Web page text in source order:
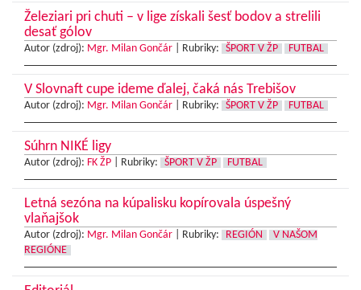
Železiari pri chuti – v lige získali šesť bodov a strelili
desať gólov
Autor (zdroj): Mgr. Milan Gončár Rubriky: ŠPORT V ŽP FUTBAL
V Slovnaft cupe ideme ďalej, čaká nás Trebišov
Autor (zdroj): Mgr. Milan Gončár Rubriky: ŠPORT V ŽP FUTBAL
Súhrn NIKÉ ligy
Autor (zdroj): FK ŽP Rubriky: ŠPORT V ŽP FUTBAL
Letná sezóna na kúpalisku kopírovala úspešný
vlaňajšok
Autor (zdroj): Mgr. Milan Gončár Rubriky: REGIÓN
V NAŠOM
REGIÓNE